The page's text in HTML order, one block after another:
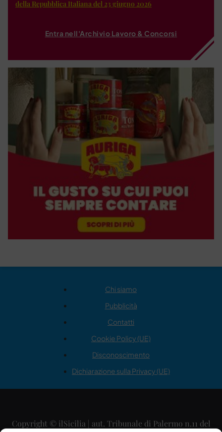
della Repubblica Italiana del 23 giugno 2026
Entra nell'Archivio Lavoro & Concorsi
Chi siamo
Pubblicità
Contatti
Cookie Policy (UE)
Disconoscimento
Dichiarazione sulla Privacy (UE)
Copyright © ilSicilia | aut. Tribunale di Palermo n.11 del